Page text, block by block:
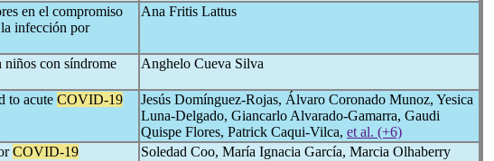
en el compromiso
infección por
Ana Fritis Lattus
niños con síndrome
Anghelo Cueva Silva
to acute COVID-19
Jesús Domínguez-Rojas, Álvaro Coronado Munoz, Yesica
Luna-Delgado, Giancarlo Alvarado-Gamarra, Gaudi
Quispe Flores, Patrick Caqui-Vilca, et al. (+6)
COVID-19
Soledad Coo, María Ignacia García, Marcia Olhaberry